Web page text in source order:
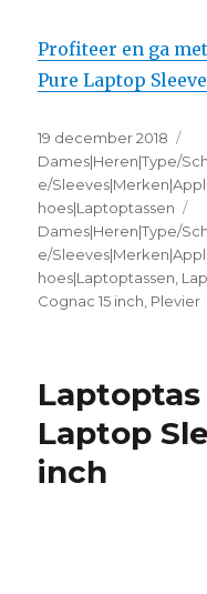
Profiteer en ga
Pure Laptop
Geplaatst
op
19 december 2018
Dames|Heren|Type/
e/
hoes|Laptoptassen
Dames|Heren|Type/
e/
hoes|Laptoptassen,
Cognac 15 inch, Plevier
Laptop
inch